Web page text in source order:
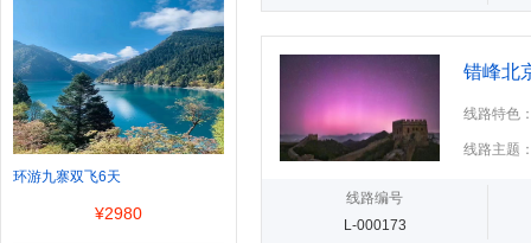
错峰北
线路特色
线路主题
线路编号
L-000173
环游九寨双飞6天
¥2980